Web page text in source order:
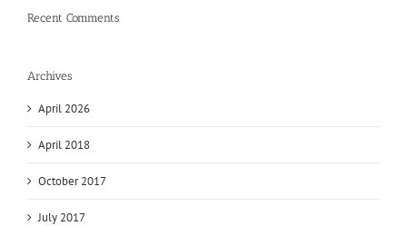
Recent Comments
Archives
April 2026
April 2018
October 2017
July 2017